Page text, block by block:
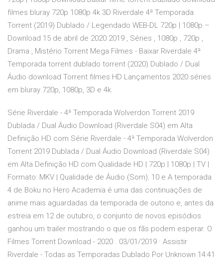
filmes bluray 720p 1080p 4k 3D Riverdale 4ª Temporada
Torrent (2019) Dublado / Legendado WEB-DL 720p | 1080p –
Download 15 de abril de 2020 2019 , Séries , 1080p , 720p ,
Drama , Mistério Torrent Mega Filmes - Baixar Riverdale 4ª
Temporada torrent dublado torrent (2020) Dublado / Dual
Áudio download Torrent filmes HD Lançamentos 2020 séries
em bluray 720p, 1080p, 3D e 4k.
Série Riverdale - 4ª Temporada Wolverdon Torrent 2019
Dublada / Dual Áudio Download (Riverdale S04) em Alta
Definição HD com Série Riverdale - 4ª Temporada Wolverdon
Torrent 2019 Dublada / Dual Áudio Download (Riverdale S04)
em Alta Definição HD com Qualidade HD | 720p | 1080p | TV |
Formato: MKV | Qualidade de Áudio (Som): 10 e A temporada
4 de Boku no Hero Academia é uma das continuações de
anime mais aguardadas da temporada de outono e, antes da
estreia em 12 de outubro, o conjunto de novos episódios
ganhou um trailer mostrando o que os fãs podem esperar. O
Filmes Torrent Download - 2020 . 03/01/2019 · Assistir
Riverdale - Todas as Temporadas Dublado Por Unknown 14:41